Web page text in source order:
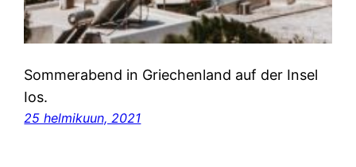
Sommerabend in Griechenland auf der Insel
Ios.
25 helmikuun, 2021